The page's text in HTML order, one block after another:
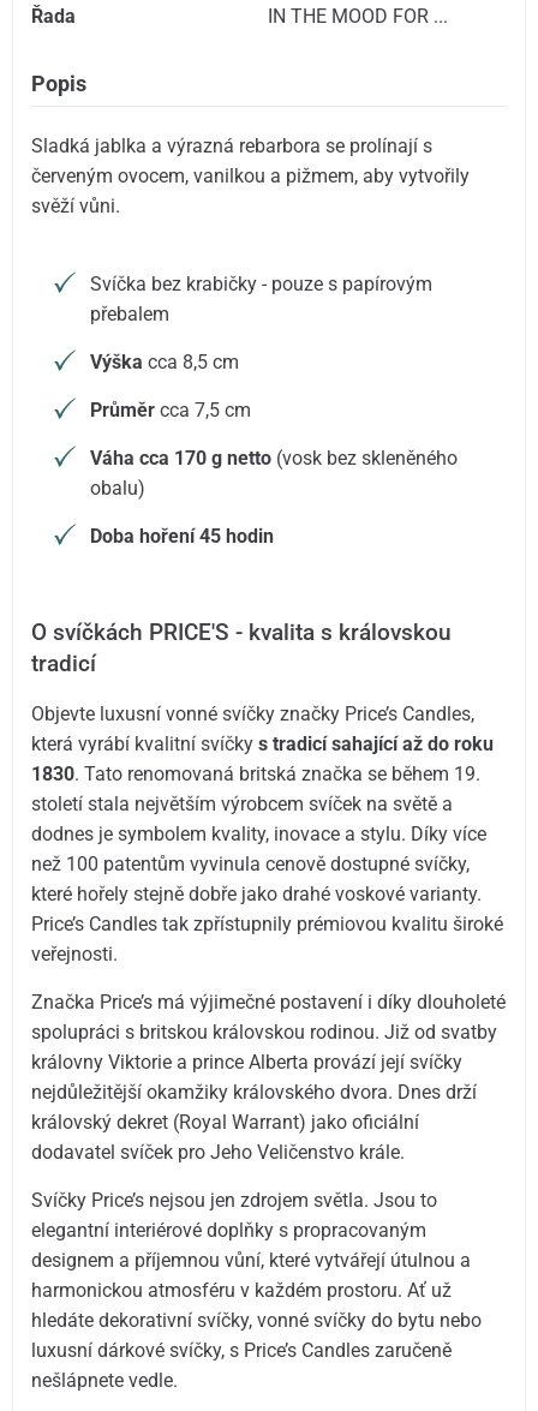
Řada
IN THE MOOD FOR ...
Popis
Sladká jablka a výrazná rebarbora se prolínají s
červeným ovocem, vanilkou a pižmem, aby vytvořily
svěží vůni.
Svíčka bez krabičky - pouze s papírovým
přebalem
Výška cca 8,5 cm
Průměr cca 7,5 cm
Váha cca 170 g netto (vosk bez skleněného
obalu)
Doba hoření 45 hodin
O svíčkách PRICE'S - kvalita s královskou
tradicí
Objevte luxusní vonné svíčky značky Price’s Candles,
která vyrábí kvalitní svíčkys tradicí sahající až do roku
1830. Tato renomovaná britská značka se během 19.
století stala největším výrobcem svíček na světě a
dodnes je symbolem kvality, inovace a stylu. Díky více
než 100 patentům vyvinula cenově dostupné svíčky,
které hořely stejně dobře jako drahé voskové varianty.
Price’s Candles tak zpřístupnily prémiovou kvalitu široké
veřejnosti.
Značka Price’s má výjimečné postavení i díky dlouholeté
spolupráci s britskou královskou rodinou. Již od svatby
královny Viktorie a prince Alberta provází její svíčky
nejdůležitější okamžiky královského dvora. Dnes drží
královský dekret (Royal Warrant) jako oficiální
dodavatel svíček pro Jeho Veličenstvo krále.
Svíčky Price’s nejsou jen zdrojem světla. Jsou to
elegantní interiérové doplňky s propracovaným
designem a příjemnou vůní, které vytvářejí útulnou a
harmonickou atmosféru v každém prostoru. Ať už
hledáte dekorativní svíčky, vonné svíčky do bytu nebo
luxusní dárkové svíčky, s Price’s Candles zaručeně
nešlápnete vedle.